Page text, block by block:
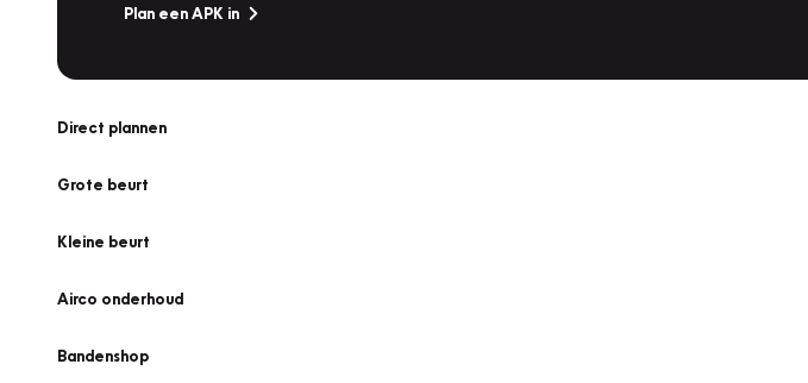
Plan een APK in
Direct plannen
Grote beurt
Kleine beurt
Airco onderhoud
Bandenshop